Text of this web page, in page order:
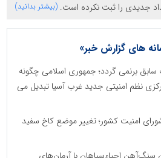
جدیدی را ثبت نکرده است. (بیشتر بدانید)
های گزارش خبر»
برنمی گردد؛ جمهوری اسلامی چگونه
نظم امنیتی جدید غرب آسیا تبدیل می
امنیت کشور؛ تغییر موضع کاخ سفید